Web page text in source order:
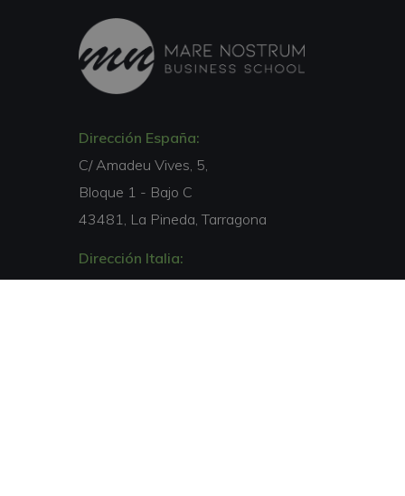
Dirección España:
C/ Amadeu Vives, 5,
Bloque 1 - Bajo C
43481, La Pineda, Tarragona
Dirección Italia:
Via Isonzo, 67